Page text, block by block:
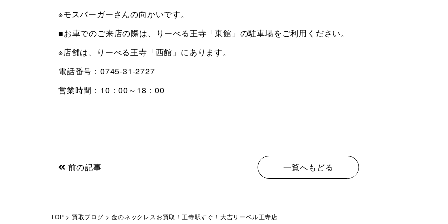
※モスバーガーさんの向かいです。
■お車でのご来店の際は、りーべる王寺「東館」の駐車場をご利用ください。
※店舗は、りーべる王寺「西館」にあります。
電話番号：0745-31-2727
営業時間：10：00～18：00
前の記事 一覧へもどる
TOP > 買取ブログ >金のネックレスお買取！王寺駅すぐ！大吉リーベル王寺店